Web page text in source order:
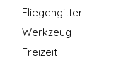
Fliegengitter
Werkzeug
Freizeit